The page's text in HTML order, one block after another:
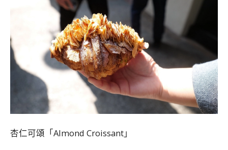
杏仁可頌「Almond Croissant」